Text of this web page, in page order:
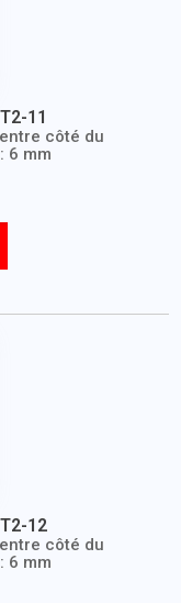
11
côté du
6 mm
12
côté du
6 mm